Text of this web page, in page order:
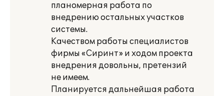
планомерная работа по
внедрению остальных участков
системы.
Качеством работы специалистов
фирмы «Сиринт» и ходом проекта
внедрения довольны, претензий
не имеем.
Планируется дальнейшая работа